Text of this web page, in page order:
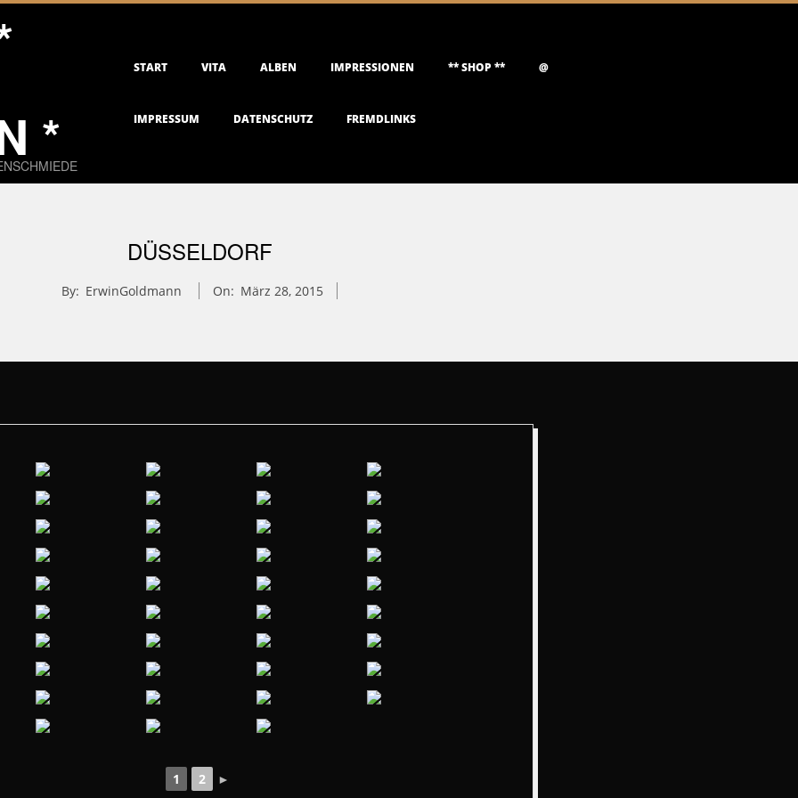
*
START VITA ALBEN IMPRESSIONEN ** SHOP ** @
IMPRESSUM DATENSCHUTZ FREMDLINKS
DÜSSELDORF
By: ErwinGoldmann On: März 28, 2015
1 2 ►